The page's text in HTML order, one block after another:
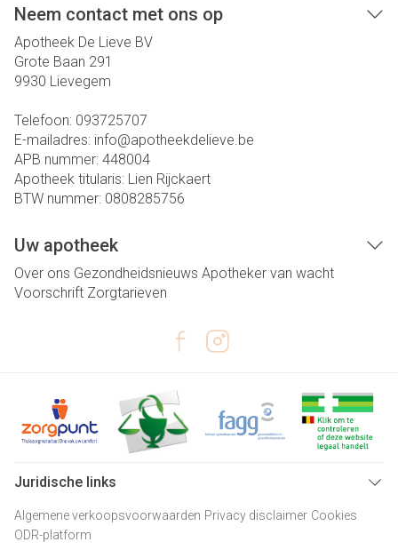
Neem contact met ons op
Apotheek De Lieve BV
Grote Baan 291
9930 Lievegem
Telefoon: 093725707
E-mailadres: info@apotheekdelieve.be
APB nummer: 448004
Apotheek titularis: Lien Rijckaert
BTW nummer: 0808285756
Uw apotheek
Over ons Gezondheidsnieuws Apotheker van wacht
Voorschrift Zorgtarieven
Juridische links
Algemene verkoopsvoorwaarden Privacy disclaimer Cookies
ODR-platform